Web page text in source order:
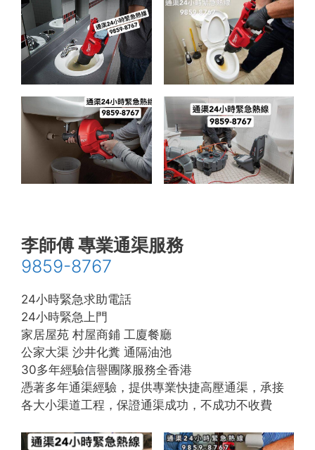
李師傅 專業通渠服務
9859-8767
24小時緊急求助電話
24小時緊急上門
家居屋苑 村屋商鋪 工廈餐廳
公家大渠 沙井化糞 通隔油池
30多年經驗信譽團隊服務全香港
憑著多年通渠經驗，提供專業快捷高壓通渠，承接
各大小渠道工程，保證通渠成功，不成功不收費